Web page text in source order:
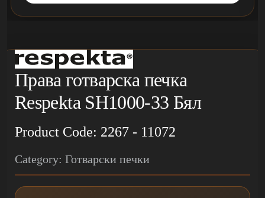
Права готварска печка
Respekta SH1000-33 Бял
Product Code: 2267 - 11072
Category: Готварски печки